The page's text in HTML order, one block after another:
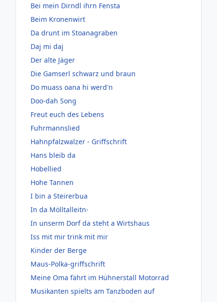
Bei mein Dirndl ihrn Fensta
Beim Kronenwirt
Da drunt im Stoanagraben
Daj mi daj
Der alte Jäger
Die Gamserl schwarz und braun
Do muass oana hi werd'n
Doo-dah Song
Freut euch des Lebens
Fuhrmannslied
Hahnpfalzwalzer - Griffschrift
Hans bleib da
Hobellied
Hohe Tannen
I bin a Steirerbua
In da Mölltalleitn-
In unserm Dorf da steht a Wirtshaus
Iss mit mir trink mit mir
Kinder der Berge
Maus-Polka-griffschrift
Meine Oma fährt im Hühnerstall Motorrad
Musikanten spielts am Tanzboden auf